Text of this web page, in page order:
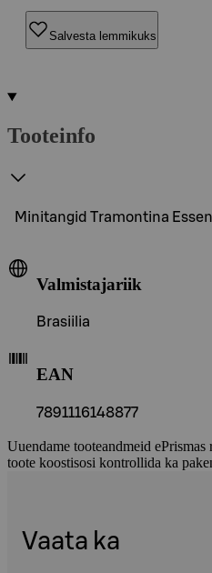
Salvesta lemmikuks
Tooteinfo
Minitangid Tramontina
Valmistajariik
Brasiilia
EAN
7891116148877
Uuendame tooteandmeid
toote koostisosi kontrollida ka
Vaata ka